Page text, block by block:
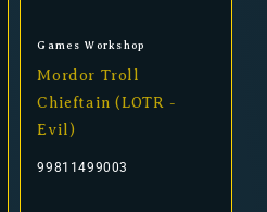
Anbieter:
Games Workshop
Mordor Troll
Chieftain (LOTR -
Evil)
99811499003